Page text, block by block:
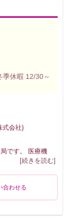
休暇 12/30～
式会社)
です。 医療機
[続きを読む]
合わせる